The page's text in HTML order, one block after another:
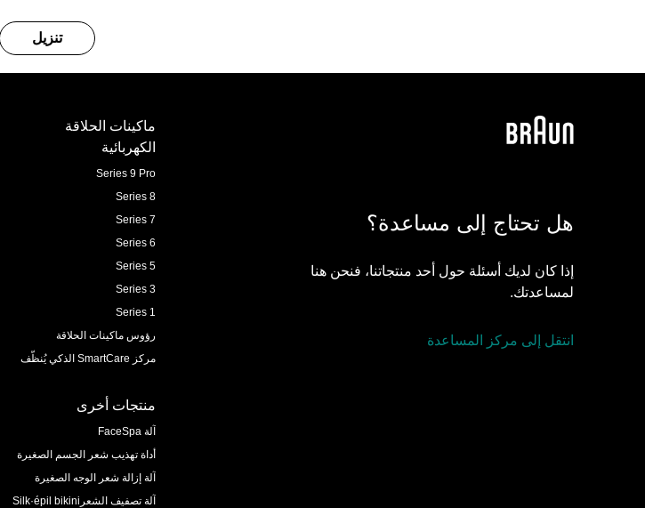
تنزيل
هل تحتاج إلى مساعدة؟
إذا كان لديك أسئلة حول أحد منتجاتنا، فنحن هنا
لمساعدتك.
انتقل إلى مركز المساعدة
ماكينات الحلاقة
الكهربائية
Series 9 Pro
Series 8
Series 7
Series 6
Series 5
Series 3
Series 1
رؤوس ماكينات الحلاقة
مركز SmartCare الذكي يُنظّف
منتجات أخرى
آلة FaceSpa
أداة تهذيب شعر الجسم الصغيرة
آلة إزالة شعر الوجه الصغيرة
آلة تصفيف الشعرSilk·épil bikini